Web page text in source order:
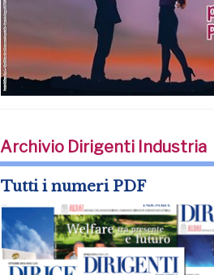
Archivio Dirigenti Industria
Tutti i numeri PDF